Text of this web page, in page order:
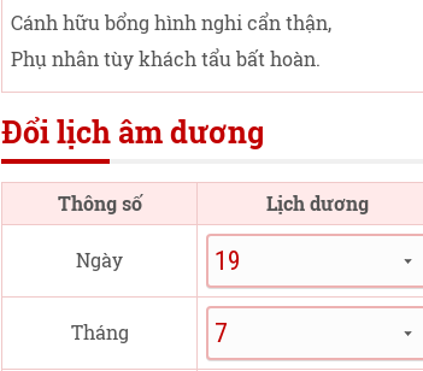
Cánh hữu bổng hình nghi cẩn thận,
Phụ nhân tùy khách tẩu bất hoàn.
Đổi lịch âm dương
Thông số Lịch dương
Ngày
Tháng